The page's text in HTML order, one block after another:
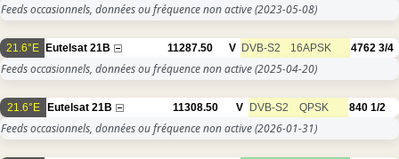
Feeds occasionnels, données ou fréquence non active(2023-05-08)
21.6°E Eutelsat 21B 11287.50 V DVB-S2 16APSK 4762 3/4
Feeds occasionnels, données ou fréquence non active(2025-04-20)
21.6°E Eutelsat 21B 11308.50 V DVB-S2 QPSK 840 1/2
Feeds occasionnels, données ou fréquence non active(2026-01-31)